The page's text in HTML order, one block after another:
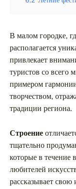
Шри-Ланка
Вид отдыха
Море
Кул Шариф и
великолепие
В малом городке,
располагается
привлекает
туристов со всего
примером
творчеством,
традиции региона.
Строение
тщательно
которые в течение
любителей
рассказывает